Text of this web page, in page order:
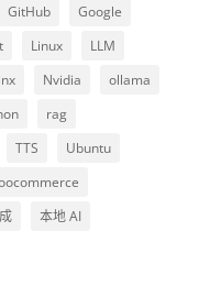
GitHub
Google
Linux
LLM
Nvidia
ollama
rag
TTS
Ubuntu
本地 AI